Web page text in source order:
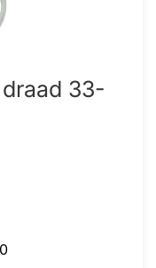
33-